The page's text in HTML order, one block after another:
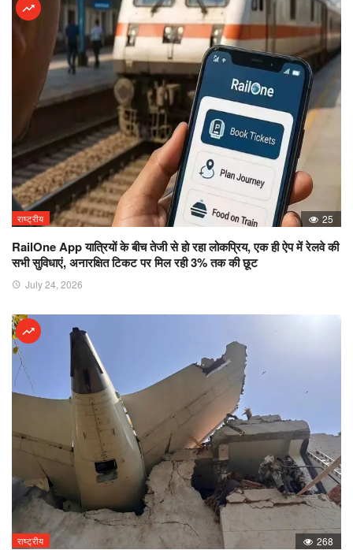
राष्ट्रीय 25
RailOne App यात्रियों के बीच तेजी से हो रहा लोकप्रिय, एक ही ऐप में रेलवे की
सभी सुविधाएं, अनारक्षित टिकट पर मिल रही 3% तक की छूट
July 24, 2026
राष्ट्रीय 268